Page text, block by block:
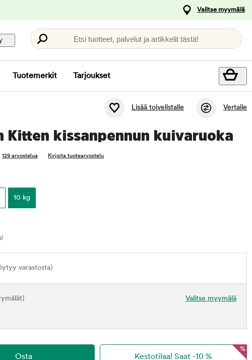
Valitse myymälä
Etsi tuotteet, palvelut ja artikkelit tästä!
Tuotemerkit Tarjoukset
Lisää toivelistalle Vertaile
Kitten kissanpennun kuivaruoka
129 arvostelua Kirjoita tuotearvostelu
10 kg
varastosta)
Valitse myymälä
%